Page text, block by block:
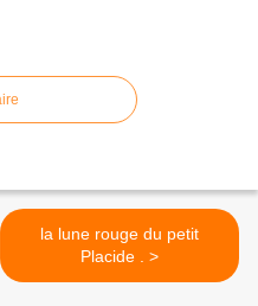
la lune rouge du petit
Placide . >